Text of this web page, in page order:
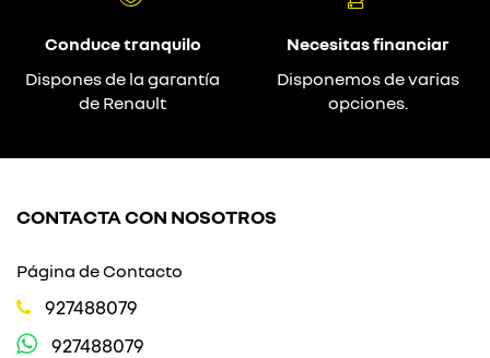
Conduce tranquilo
Dispones de la garantía
de Renault
Necesitas financiar
Disponemos de varias
opciones.
CONTACTA CON NOSOTROS
Página de Contacto
927488079
927488079